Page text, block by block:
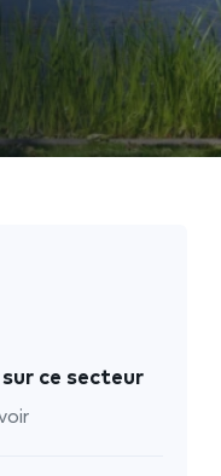
ce secteur